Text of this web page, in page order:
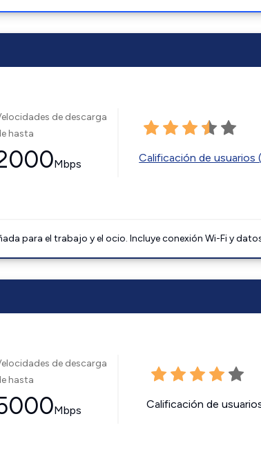
de descarga
hasta
Mbps Calificación de
para el trabajo y el ocio. Incluye conexión Wi-Fi y
de descarga
hasta
Mbps Calificación de